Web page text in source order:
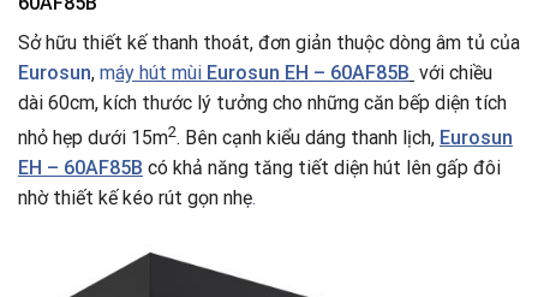
Sở hữu thiết kế thanh thoát, đơn giản thuộc dòng âm tủ của
Eurosun, máy hút mùi Eurosun EH – 60AF85B với chiều
dài 60cm, kích thước lý tưởng cho những căn bếp diện tích
nhỏ hẹp dưới 15m2. Bên cạnh kiểu dáng thanh lịch, Eurosun
EH – 60AF85B có khả năng tăng tiết diện hút lên gấp đôi
nhờ thiết kế kéo rút gọn nhẹ.